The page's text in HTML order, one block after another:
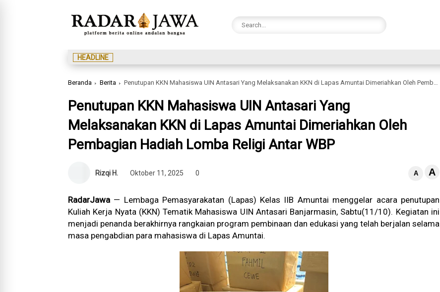
HEADLINE
Beranda Berita Penutupan KKN Mahasiswa UIN Antasari Yang Melaksanakan KKN di Lapas Amuntai Dimeriahkan Oleh Pembagian Hadiah Lomba Religi Antar WBP
Penutupan KKN Mahasiswa UIN Antasari Yang
Melaksanakan KKN di Lapas Amuntai Dimeriahkan Oleh
Pembagian Hadiah Lomba Religi Antar WBP
Rizqi H. Oktober 11, 2025 0 A A
RadarJawa — Lembaga Pemasyarakatan (Lapas) Kelas IIB Amuntai menggelar acara penutupan
Kuliah Kerja Nyata (KKN) Tematik Mahasiswa UIN Antasari Banjarmasin, Sabtu(11/10). Kegiatan ini
menjadi penanda berakhirnya rangkaian program pembinaan dan edukasi yang telah berjalan selama
masa pengabdian para mahasiswa di Lapas Amuntai.